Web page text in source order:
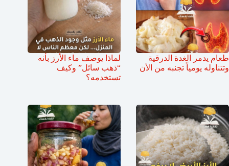
طعام يدمر الغدة الدرقية
وتتناوله يومياً تجنبه من الأن
لماذا يوصف ماء الأرز بأنه
“ذهب سائل” وكيف
تستخدمه؟